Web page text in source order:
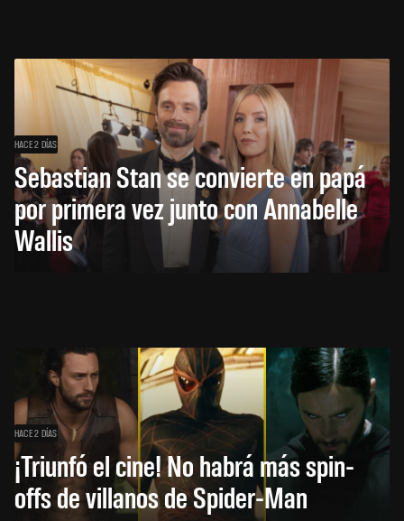
HACE 2 DÍAS
Sebastian Stan se convierte en papá
por primera vez junto con Annabelle
Wallis
HACE 2 DÍAS
¡Triunfó el cine! No habrá más spin-
offs de villanos de Spider-Man